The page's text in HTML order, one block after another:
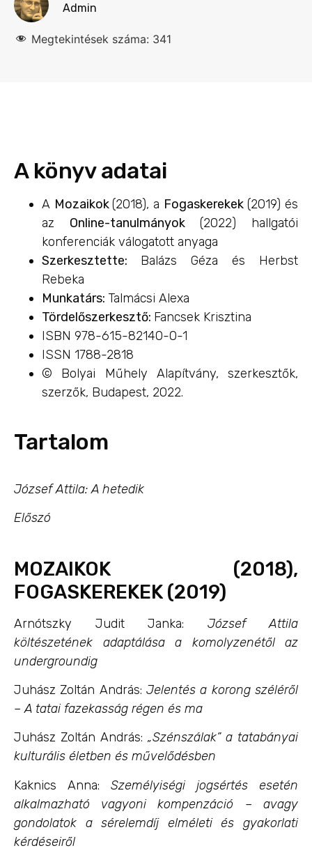
Admin
Megtekintések száma: 341
A könyv adatai
A Mozaikok(2018), a Fogaskerekek(2019) és
az Online-tanulmányok(2022) hallgatói
konferenciák válogatott anyaga
Szerkesztette: Balázs Géza és Herbst
Rebeka
Munkatárs: Talmácsi Alexa
Tördelőszerkesztő: Fancsek Krisztina
ISBN 978-615-82140-0-1
ISSN 1788-2818
© Bolyai Műhely Alapítvány, szerkesztők,
szerzők, Budapest, 2022.
Tartalom
József Attila: A hetedik
Előszó
MOZAIKOK (2018),
FOGASKEREKEK (2019)
Arnótszky Judit Janka: József Attila
költészetének adaptálása a komolyzenétől az
undergroundig
Juhász Zoltán András: Jelentés a korong széléről
– A tatai fazekasság régen és ma
Juhász Zoltán András: „Szénszálak” a tatabányai
kulturális életben és művelődésben
Kaknics Anna: Személyiségi jogsértés esetén
alkalmazható vagyoni kompenzáció – avagy
gondolatok a sérelemdíj elméleti és gyakorlati
kérdéseiről